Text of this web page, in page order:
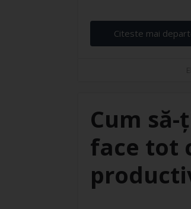
Citeste mai
Cum
face tot